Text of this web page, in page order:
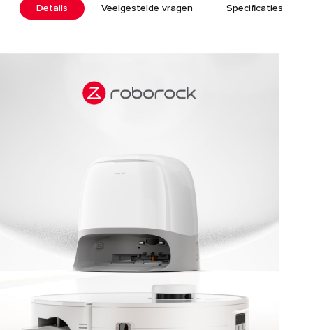
Details Veelgestelde vragen Specificaties